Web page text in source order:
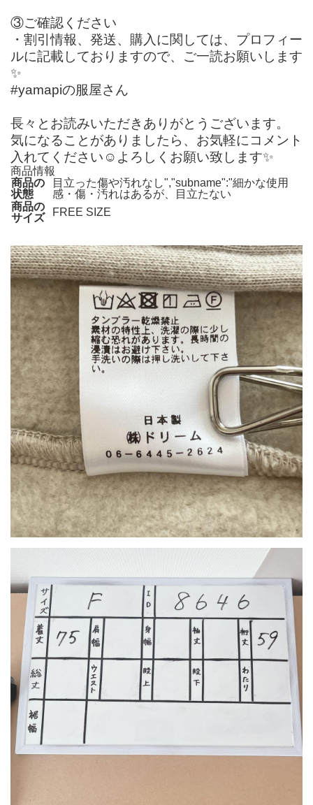
③ご確認ください
・割引情報、発送、購入に関しては、プロフィー
ルに記載しておりますので、ご一読お願いします
✨
#yamapiの服屋さん
長々とお読みいただきありがとうございます。
気になることがありましたら、お気軽にコメント
入れてください☺️よろしくお願い致します✨
商品情報
商品の
状態
目立った傷や汚れなし","subname":"細かな使用
感・傷・汚れはあるが、目立たない
商品の
サイズ
FREE SIZE